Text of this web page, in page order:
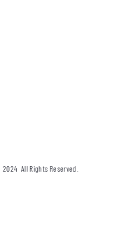
2024 All Rights Reserved.